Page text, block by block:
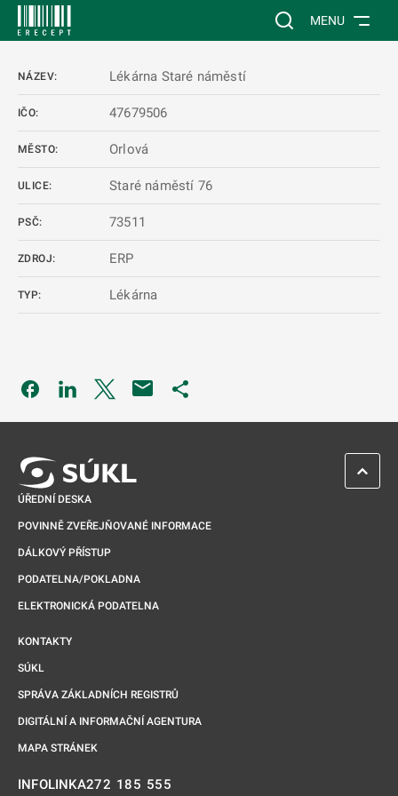
Vyhledávání na
MENU
NÁZEV: Lékárna Staré náměstí
IČO: 47679506
MĚSTO: Orlová
ULICE: Staré náměstí 76
PSČ: 73511
ZDROJ: ERP
TYP: Lékárna
Odkaz se otevře na nové kartě
Odkaz se otevře na nové kartě
Odkaz se otevře na nové kartě
ÚŘEDNÍ DESKA
POVINNĚ ZVEŘEJŇOVANÉ INFORMACE
DÁLKOVÝ PŘÍSTUP
PODATELNA/POKLADNA
ELEKTRONICKÁ PODATELNA
KONTAKTY
SÚKL
SPRÁVA ZÁKLADNÍCH REGISTRŮ
DIGITÁLNÍ A INFORMAČNÍ AGENTURA
MAPA STRÁNEK
INFOLINKA272 185 555
ZPĚT